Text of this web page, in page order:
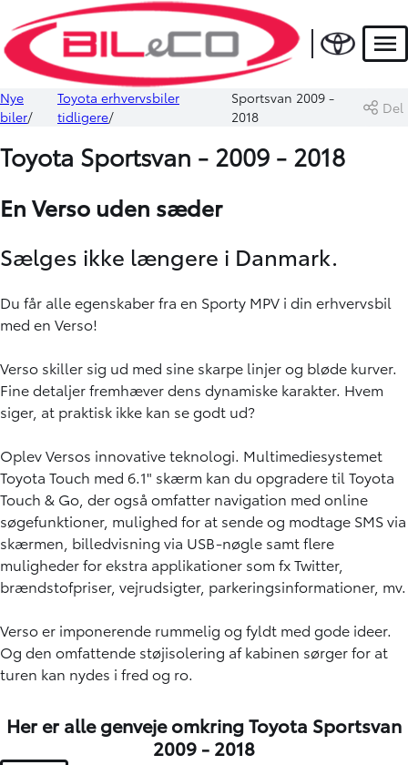
Nye
biler
Toyota erhvervsbiler
tidligere
Sportsvan 2009 -
2018
Del
Toyota Sportsvan - 2009 - 2018
En Verso uden sæder
Sælges ikke længere i Danmark.
Du får alle egenskaber fra en Sporty MPV i din erhvervsbil
med en Verso!
Verso skiller sig ud med sine skarpe linjer og bløde kurver.
Fine detaljer fremhæver dens dynamiske karakter. Hvem
siger, at praktisk ikke kan se godt ud?
Oplev Versos innovative teknologi. Multimediesystemet
Toyota Touch med 6.1" skærm kan du opgradere til Toyota
Touch & Go, der også omfatter navigation med online
søgefunktioner, mulighed for at sende og modtage SMS via
skærmen, billedvisning via USB-nøgle samt flere
muligheder for ekstra applikationer som fx Twitter,
brændstofpriser, vejrudsigter, parkeringsinformationer, mv.
Verso er imponerende rummelig og fyldt med gode ideer.
Og den omfattende støjisolering af kabinen sørger for at
turen kan nydes i fred og ro.
Her er alle genveje omkring Toyota Sportsvan
2009 - 2018